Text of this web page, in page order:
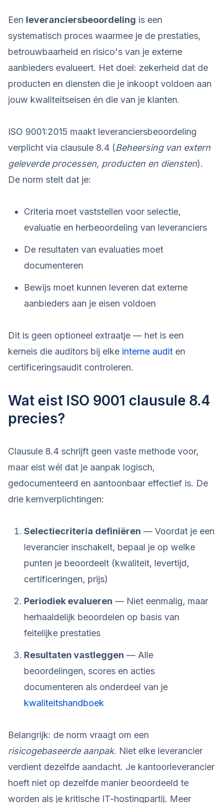
Een leveranciersbeoordeling is een
systematisch proces waarmee je de prestaties,
betrouwbaarheid en risico's van je externe
aanbieders evalueert. Het doel: zekerheid dat de
producten en diensten die je inkoopt voldoen aan
jouw kwaliteitseisen én die van je klanten.
ISO 9001:2015 maakt leveranciersbeoordeling
verplicht via clausule 8.4 (Beheersing van extern
geleverde processen, producten en diensten).
De norm stelt dat je:
Criteria moet vaststellen voor selectie,
evaluatie en herbeoordeling van leveranciers
De resultaten van evaluaties moet
documenteren
Bewijs moet kunnen leveren dat externe
aanbieders aan je eisen voldoen
Dit is geen optioneel extraatje — het is een
kerneis die auditors bij elke interne audit en
certificeringsaudit controleren.
Wat eist ISO 9001 clausule 8.4
precies?
Clausule 8.4 schrijft geen vaste methode voor,
maar eist wél dat je aanpak logisch,
gedocumenteerd en aantoonbaar effectief is. De
drie kernverplichtingen:
Selectiecriteria definiëren — Voordat je een
leverancier inschakelt, bepaal je op welke
punten je beoordeelt (kwaliteit, levertijd,
certificeringen, prijs)
Periodiek evalueren — Niet eenmalig, maar
herhaaldelijk beoordelen op basis van
feitelijke prestaties
Resultaten vastleggen — Alle
beoordelingen, scores en acties
documenteren als onderdeel van je
kwaliteitshandboek
Belangrijk: de norm vraagt om een
risicogebaseerde aanpak. Niet elke leverancier
verdient dezelfde aandacht. Je kantoorleverancier
hoeft niet op dezelfde manier beoordeeld te
worden als je kritische IT-hostingpartij. Meer